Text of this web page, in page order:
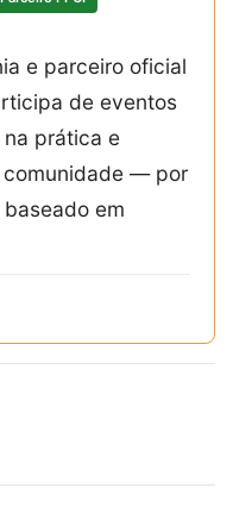
e parceiro oficial
de eventos
prática e
comunidade — por
em